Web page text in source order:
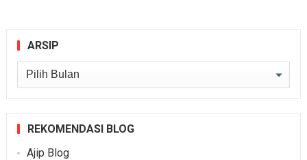
ARSIP
Arsip
REKOMENDASI BLOG
Ajip Blog